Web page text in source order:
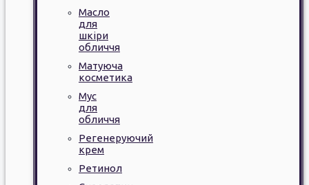
Масло
для
шкіри
обличчя
Матуюча
косметика
Мус
для
обличчя
Регенеруючий
крем
Ретинол